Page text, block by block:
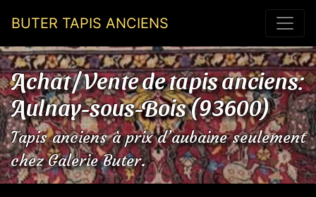
BUTER TAPIS ANCIENS
Achat / Vente de tapis anciens:
Aulnay-sous-Bois (93600)
Tapis anciens à prix d’aubaine seulement
chez Galerie Buter.